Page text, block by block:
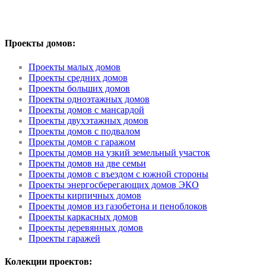
Проекты домов:
Проекты малых домов
Проекты средних домов
Проекты больших домов
Проекты одноэтажных домов
Проекты домов с мансардой
Проекты двухэтажных домов
Проекты домов с подвалом
Проекты домов с гаражом
Проекты домов на узкий земельный участок
Проекты домов на две семьи
Проекты домов с въездом с южной стороны
Проекты энергосберегающих домов ЭКО
Проекты кирпичных домов
Проекты домов из газобетона и пеноблоков
Проекты каркасных домов
Проекты деревянных домов
Проекты гаражей
Колекции проектов: